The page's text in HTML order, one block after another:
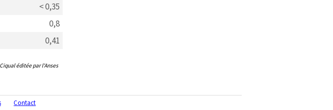
< 0,35
0,8
0,41
éditée par l'Anses
Contact